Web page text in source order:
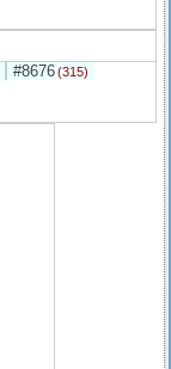
#8676(315)